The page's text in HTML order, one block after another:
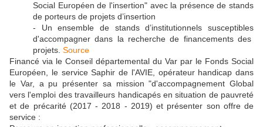
Social Européen de l'insertion" avec la présence de stands
de porteurs de projets d’insertion
- Un ensemble de stands d’institutionnels susceptibles
d'accompagner dans la recherche de financements des
projets. Source
Financé via le Conseil départemental du Var par le Fonds Social
Européen, le service Saphir de l'AVIE, opérateur handicap dans
le Var, a pu présenter sa mission "d'accompagnement Global
vers l'emploi des travailleurs handicapés en situation de pauvreté
et de précarité (2017 - 2018 - 2019) et présenter son offre de
service :